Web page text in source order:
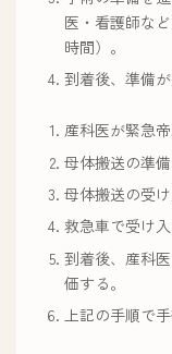
医・看護師な
時間）。
到着後、準備
産科医が緊急
母体搬送の準備
母体搬送の受
救急車で受け
到着後、産科
価する。
上記の手順で